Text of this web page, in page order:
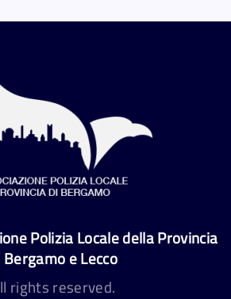
Polizia Locale della Provincia
Bergamo e Lecco
rights reserved.